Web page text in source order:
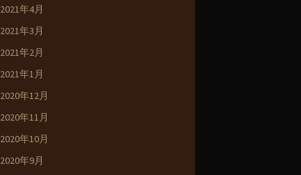
2021年4月
2021年3月
2021年2月
2021年1月
2020年12月
2020年11月
2020年10月
2020年9月